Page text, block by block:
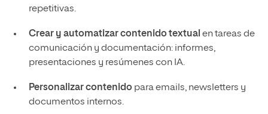
repetitivas.
Crear y automatizar contenido textual en tareas de
comunicación y documentación: informes,
presentaciones y resúmenes con IA.
Personalizar contenido para emails, newsletters y
documentos internos.